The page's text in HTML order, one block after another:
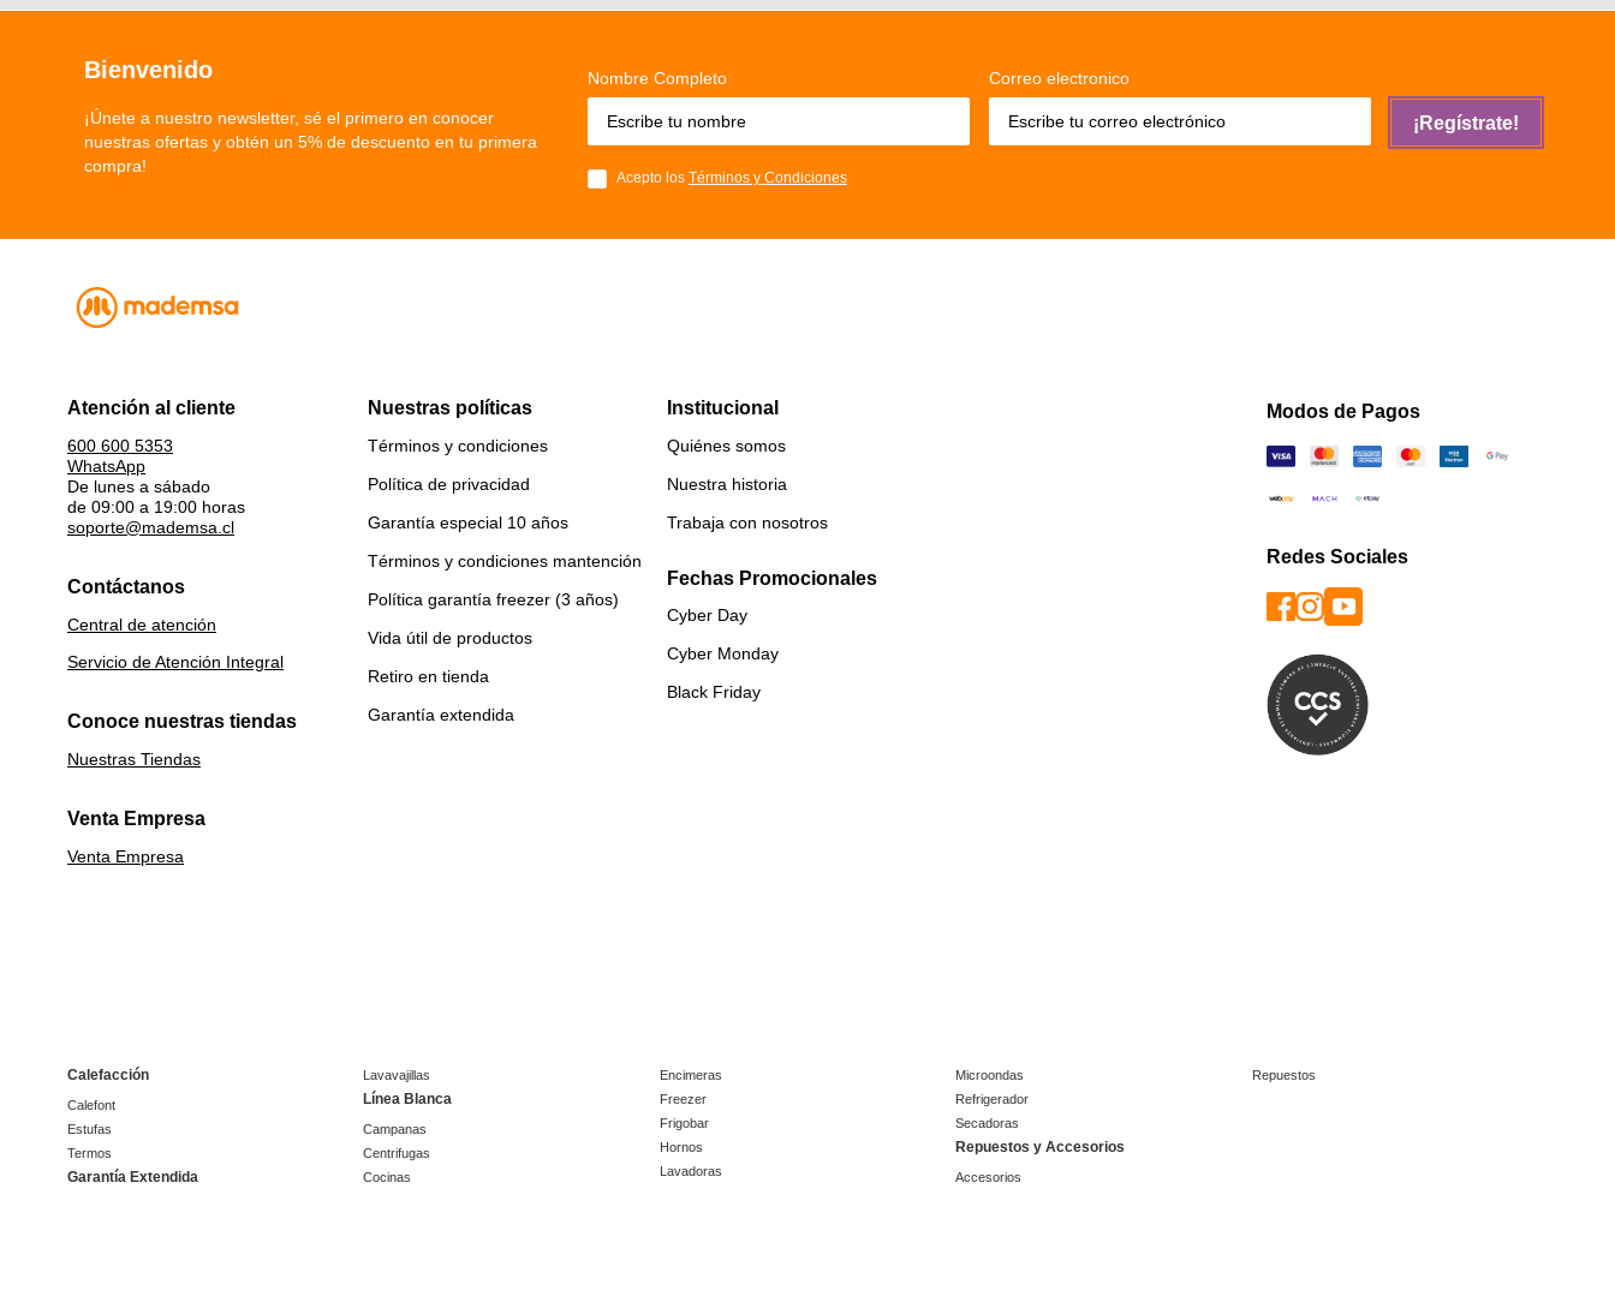
Bienvenido
¡Únete a nuestro newsletter, sé el primero en conocer
nuestras ofertas y obtén un 5% de descuento en tu primera
compra!
Nombre Completo Correo electronico
Acepto los Términos y Condiciones
¡Regístrate!
Atención al cliente
600 600 5353
WhatsApp
De lunes a sábado
de 09:00 a 19:00 horas
soporte@mademsa.cl
Contáctanos
Central de atención
Servicio de Atención Integral
Conoce nuestras tiendas
Nuestras Tiendas
Venta Empresa
Venta Empresa
Nuestras políticas
Términos y condiciones
Política de privacidad
Garantía especial 10 años
Términos y condiciones mantención
Política garantía freezer (3 años)
Vida útil de productos
Retiro en tienda
Garantía extendida
Institucional
Quiénes somos
Nuestra historia
Trabaja con nosotros
Fechas Promocionales
Cyber Day
Cyber Monday
Black Friday
Modos de Pagos
Redes Sociales
Calefacción
Calefont
Estufas
Termos
Garantía Extendida
Lavavajillas
Línea Blanca
Campanas
Centrifugas
Cocinas
Encimeras
Freezer
Frigobar
Hornos
Lavadoras
Microondas
Refrigerador
Secadoras
Repuestos y Accesorios
Accesorios
Repuestos